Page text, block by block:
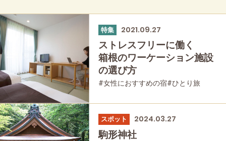
特集 2021.09.27
ストレスフリーに働く
箱根のワーケーション施設
の選び方
#女性におすすめの宿#ひとり旅
スポット 2024.03.27
駒形神社